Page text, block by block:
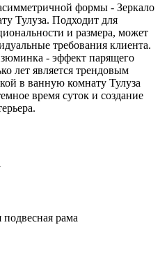
формы - Зеркало
Тулуза. Подходит для
и размера, может
требования клиента.
- эффект парящего
лет является трендовым
в ванную комнату Тулуза
время суток и создание
рама